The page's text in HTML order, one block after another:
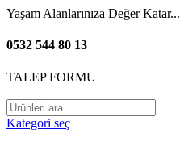
Yaşam Alanlarınıza Değer Katar...
0532 544 80 13
TALEP FORMU
Kategori seç